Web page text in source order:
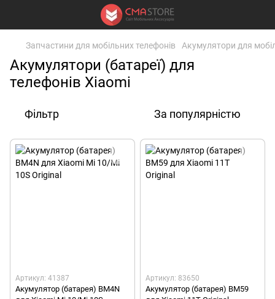
Запчастини для мобільних телефонів Акумулятори для
Акумулятори (батареї) для
телефонів Xiaomi
Фільтр За популярністю
Артикул: 41387
Акумулятор (батарея) BM4N
Артикул: 83650
Акумулятор (батарея) BM59